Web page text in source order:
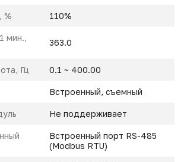
% 110%
мин.,
363.0
Гц 0.1 ~ 400.00
Встроенный, съемный
Не поддерживает
Встроенный порт RS-485
(Modbus RTU)